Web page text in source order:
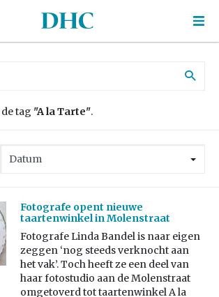
tag "A la Tarte".
Fotografe opent nieuwe
taartenwinkel in Molenstraat
Fotografe Linda Bandel is naar eigen
zeggen ‘nog steeds verknocht aan
het vak’. Toch heeft ze een deel van
haar fotostudio aan de Molenstraat
omgetoverd tot taartenwinkel A la